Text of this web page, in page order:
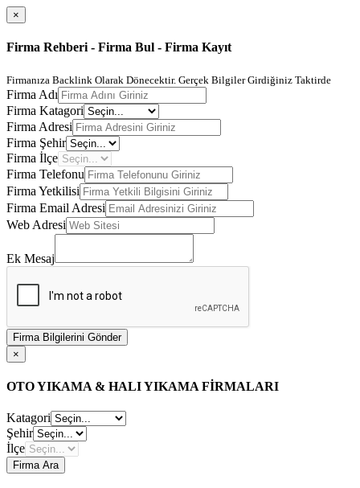
×
Firma Rehberi - Firma Bul - Firma Kayıt
Firmanıza Backlink Olarak Dönecektir. Gerçek Bilgiler Girdiğiniz Taktirde
Firma Adı
Firma Katagori
Firma Adresi
Firma Şehir
Firma İlçe
Firma Telefonu
Firma Yetkilisi
Firma Email Adresi
Web Adresi
Ek Mesaj
Firma Bilgilerini Gönder
×
OTO YIKAMA & HALI YIKAMA FİRMALARI
Katagori
Şehir
İlçe
Firma Ara